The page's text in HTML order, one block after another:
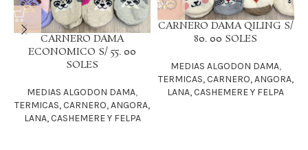
CARNERO DAMA
ECONOMICO S/ 55. 00
SOLES
MEDIAS ALGODON DAMA,
TERMICAS, CARNERO, ANGORA,
LANA, CASHEMERE Y FELPA
CARNERO DAMA QILING S/
80. 00 SOLES
MEDIAS ALGODON DAMA,
TERMICAS, CARNERO, ANGORA,
LANA, CASHEMERE Y FELPA